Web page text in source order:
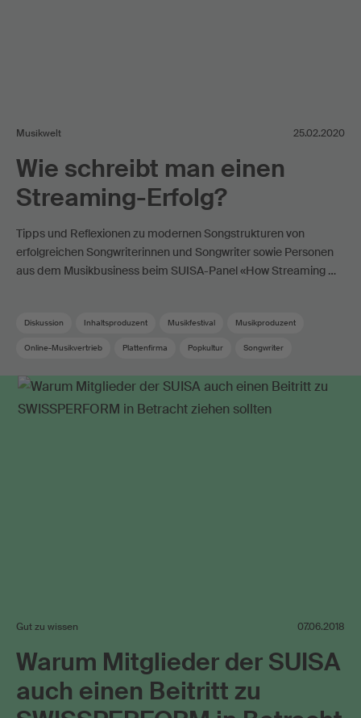
Musikwelt 25.02.2020
Wie schreibt man einen
Streaming-Erfolg?
Tipps und Reflexionen zu modernen Songstrukturen von
erfolgreichen Songwriterinnen und Songwriter sowie Personen
aus dem Musikbusiness beim SUISA-Panel «How Streaming …
Diskussion Inhaltsproduzent Musikfestival Musikproduzent
Online-Musikvertrieb Plattenfirma Popkultur Songwriter
Gut zu wissen 07.06.2018
Warum Mitglieder der SUISA
auch einen Beitritt zu